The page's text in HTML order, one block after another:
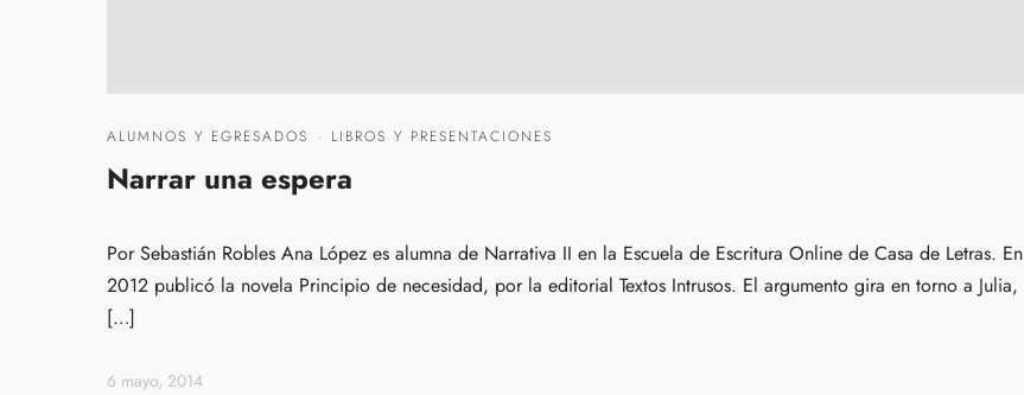
ALUMNOS Y EGRESADOS · LIBROS Y PRESENTACIONES
Narrar una espera
Por Sebastián Robles Ana López es alumna de Narrativa II en la Escuela de Escritura Online de Casa de Letras. En
2012 publicó la novela Principio de necesidad, por la editorial Textos Intrusos. El argumento gira en torno a Julia,
[…]
6 mayo, 2014